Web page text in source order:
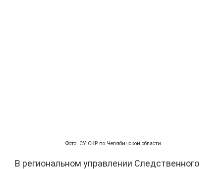
Фото: СУ СКР по Челябинской области
В региональном управлении Следственного